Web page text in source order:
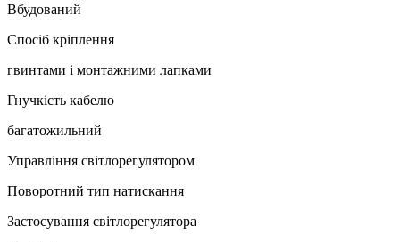
Вбудований
Спосіб кріплення
гвинтами і монтажними лапками
Гнучкість кабелю
багатожильний
Управління світлорегулятором
Поворотний тип натискання
Застосування світлорегулятора